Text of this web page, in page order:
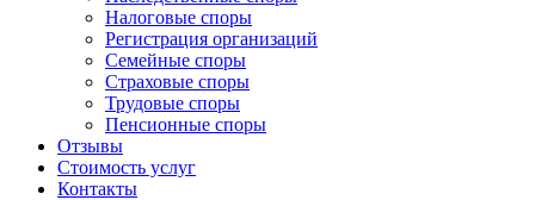
Налоговые споры
Регистрация организаций
Семейные споры
Страховые споры
Трудовые споры
Пенсионные споры
Отзывы
Стоимость услуг
Контакты